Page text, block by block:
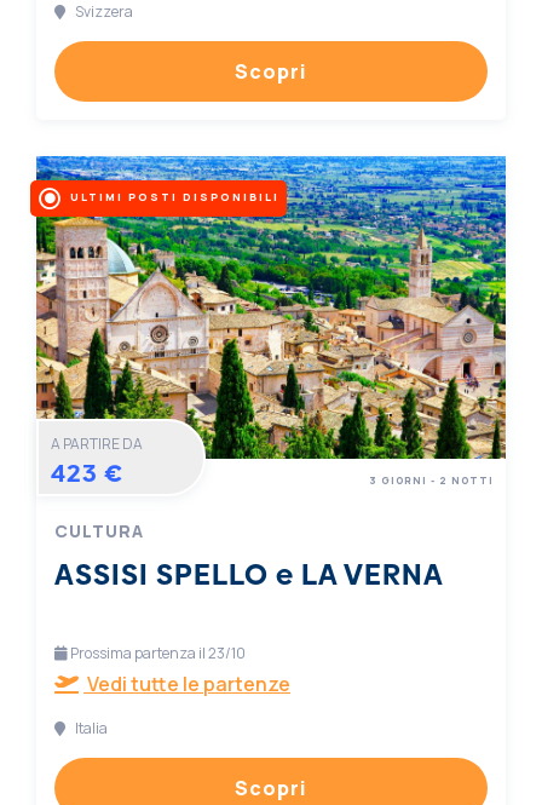
Svizzera
Scopri
ULTIMI POSTI DISPONIBILI
A PARTIRE DA
423 €
CULTURA
ASSISI SPELLO e LA VERNA
3 GIORNI - 2 NOTTI
Prossima partenza il 23/10
Vedi tutte le partenze
Italia
Scopri